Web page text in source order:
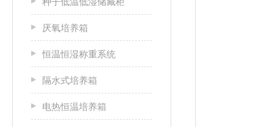
厌氧培养箱
恒温恒湿称重系统
隔水式培养箱
电热恒温培养箱